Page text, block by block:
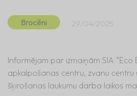
Brocēni 29/04/2025
Informējam par izmaiņām SIA “Eco
apkalpošanas centru, zvanu centru
šķirošanas laukumu darba laikos